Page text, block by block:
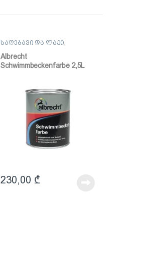
საღებავი და ლაქი,
Albrecht
Schwimmbeckenfarbe 2,5L
230,00 ₾